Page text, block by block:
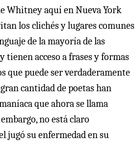
Whitney aquí en Nueva York
los clichés y lugares comunes
de la mayoría de las
tienen acceso a frases y formas
que puede ser verdaderamente
cantidad de poetas han
que ahora se llama
no está claro
jugó su enfermedad en su